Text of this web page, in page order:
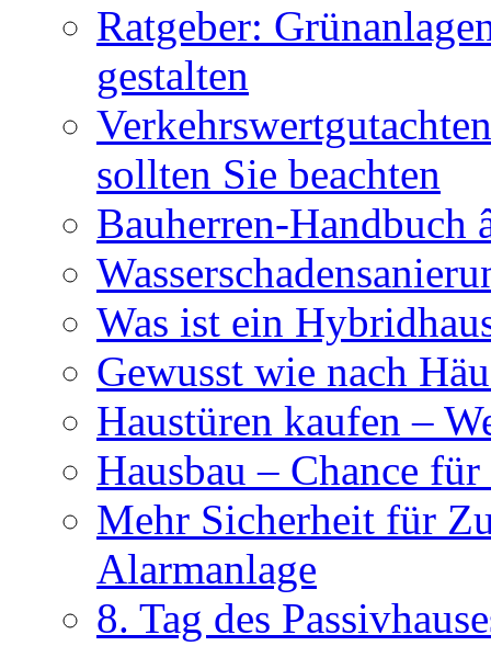
Ratgeber:
gestalten
sollten Sie beachten
Bauherren-Handbuch
Was ist ein
Gewusst wie nach
Haustüren kaufen –
Hausbau – Chance
Mehr Sicherheit für
Alarmanlage
8. Tag des